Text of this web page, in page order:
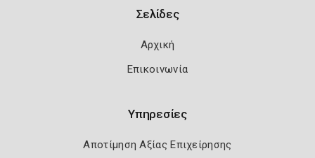
Σελίδες
Αρχική
Επικοινωνία
Υπηρεσίες
Αποτίμηση Αξίας Επιχείρησης